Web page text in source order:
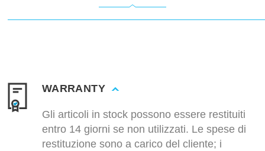
WARRANTY
Gli articoli in stock possono essere restituiti
entro 14 giorni se non utilizzati. Le spese di
restituzione sono a carico del cliente; i